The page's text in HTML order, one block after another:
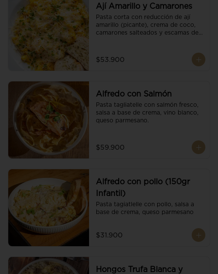
Ají Amarillo y Camarones
Pasta corta con reducción de ají
amarillo (picante), crema de coco,
camarones salteados y escamas de
$53.900
Alfredo con Salmón
Pasta tagliatelle con salmón fresco,
salsa a base de crema, vino blanco,
queso parmesano.
$59.900
Alfredo con pollo (150gr
Infantil)
Pasta tagiatlelle con pollo, salsa a
base de crema, queso parmesano
$31.900
Hongos Trufa Blanca y